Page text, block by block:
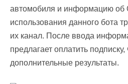
автомобиля и информацию
использования данного бота
их канал. После ввода
предлагает оплатить
дополнительные результаты.